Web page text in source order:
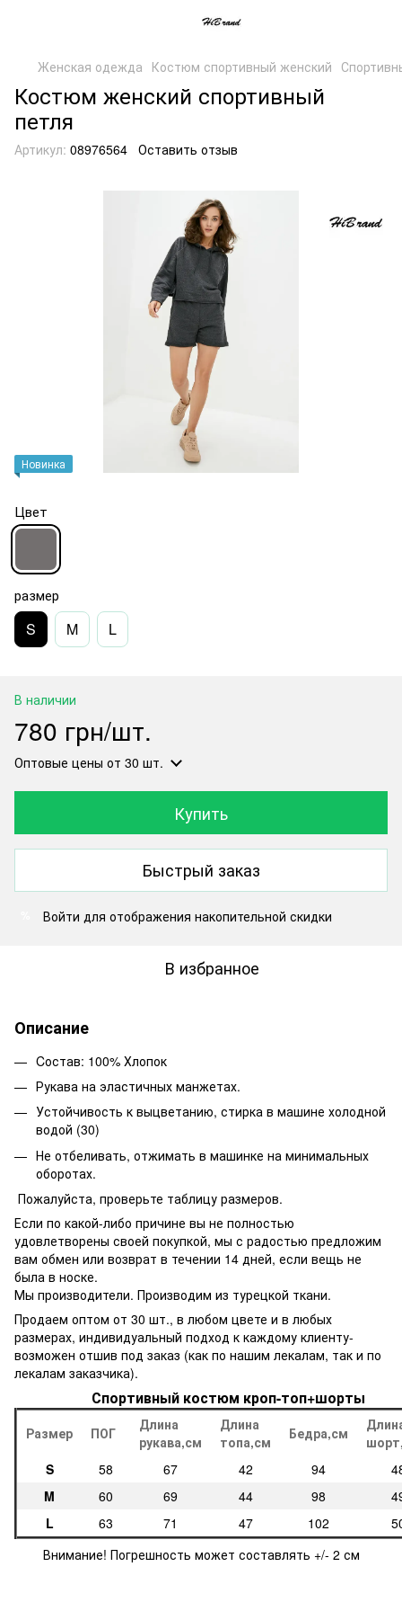
Женская одежда Костюм спортивный женский
Костюм женский спортивный
петля
Артикул: 08976564 Оставить отзыв
Новинка
Цвет
размер
S M L
В наличии
780 грн/шт.
Оптовые цены от 30 шт.
Купить
Быстрый заказ
Войти для отображения накопительной скидки
В избранное
Описание
Cостав: 100% Хлопок
Рукава на эластичных манжетах.
Устойчивость к выцветанию, стирка в машине холодной
водой (30)
Не отбеливать, отжимать в машинке на минимальных
оборотах.
Пожалуйста, проверьте таблицу размеров.
Если по какой-либо причине вы не полностью
удовлетворены своей покупкой, мы с радостью предложим
вам обмен или возврат в течении 14 дней, если вещь не
была в носке.
Мы производители. Производим из турецкой ткани.
Продаем оптом от 30 шт., в любом цвете и в любых
размерах, индивидуальный подход к каждому клиенту-
возможен отшив под заказ (как по нашим лекалам, так и по
лекалам заказчика).
Спортивный костюм кроп-топ+шорты
Размер ПОГ
Длина
рукава,см
Длина
топа,см
Бедра,см
S
58 67 42 94
M
60 69 44 98
L
63 71 47 102
Внимание! Погрешность может составлять +/- 2 см